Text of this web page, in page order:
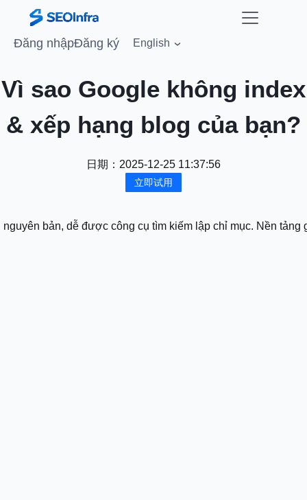
Đăng nhậpĐăng ký English
Vì sao Google không index
& xếp hạng blog của bạn?
日期： 2025-12-25 11:37:56
立即试用
bản, dễ được công cụ tìm kiếm lập chỉ mục.